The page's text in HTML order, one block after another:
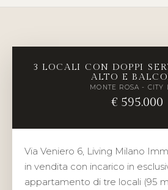
3 LOCALI CON DOPPI
ALTO E
MONTE ROSA - CITY
€ 595.000
Via Veniero 6, Living Milano
in vendita con incarico in
appartamento di tre locali (95